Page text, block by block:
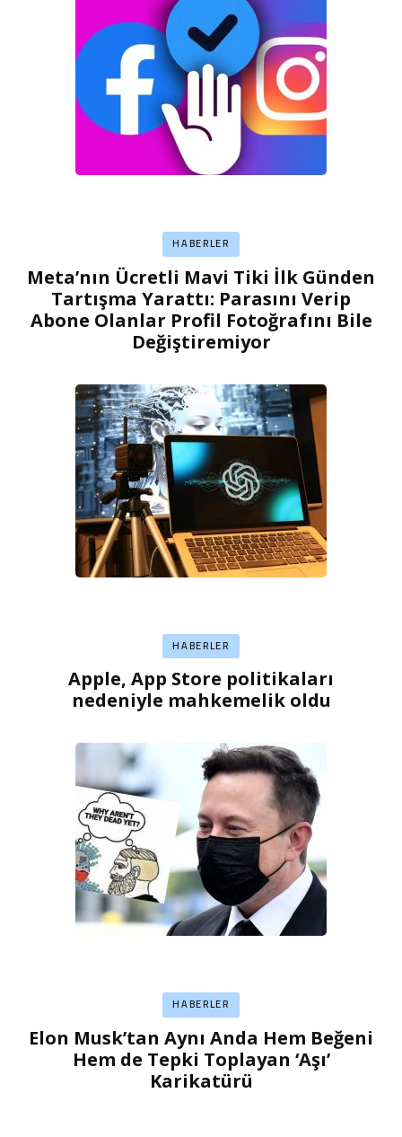
HABERLER
Meta’nın Ücretli Mavi Tiki İlk Günden
Tartışma Yarattı: Parasını Verip
Abone Olanlar Profil Fotoğrafını Bile
Değiştiremiyor
HABERLER
Apple, App Store politikaları
nedeniyle mahkemelik oldu
HABERLER
Elon Musk’tan Aynı Anda Hem Beğeni
Hem de Tepki Toplayan ‘Aşı’
Karikatürü